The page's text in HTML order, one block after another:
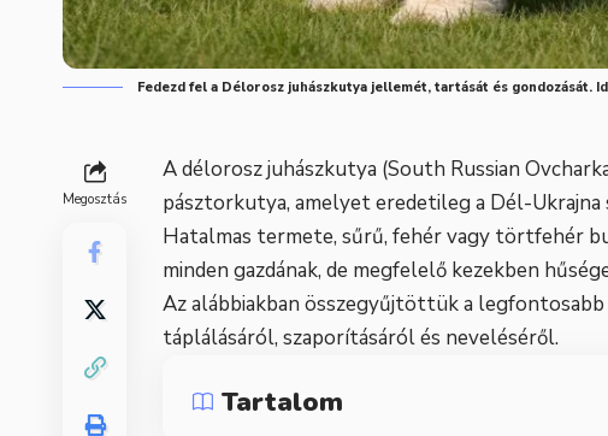
Fedezd fel a Délorosz juhászkutya jellemét, tartását és gondozását.
Megosztás
A délorosz juhászkutya (South Russian
pásztorkutya, amelyet eredetileg a Dél-Ukrajna
Hatalmas termete, sűrű, fehér vagy törtfehér
minden gazdának, de megfelelő kezekben
Az alábbiakban összegyűjtöttük a
táplálásáról, szaporításáról és neveléséről.
Tartalom